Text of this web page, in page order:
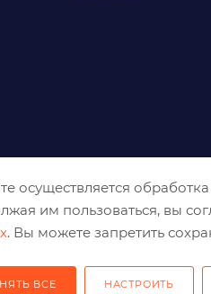
шлифования и реза
осуществляется
им пользоваться, вы
. Вы можете запретить
ВСЕ НАСТРОИТЬ